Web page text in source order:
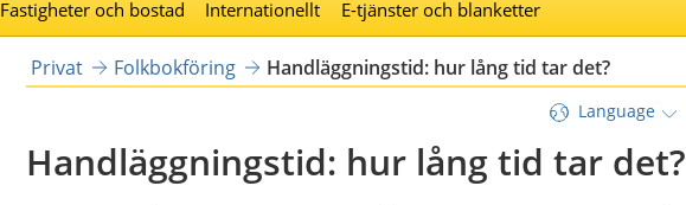
Fastigheter och bostad Internationellt E-tjänster och blanketter
Privat Folkbokföring Handläggningstid: hur lång tid tar det?
Language
Handläggningstid: hur lång tid tar det?